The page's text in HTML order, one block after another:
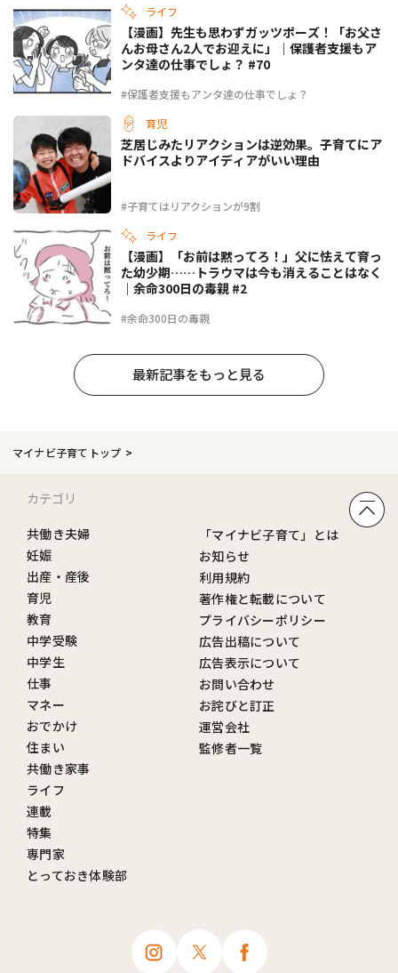
ライフ
#保護者支援もアンタ達の仕事でしょ？
【漫画】先生も思わずガッツポーズ！「お父さ
んお母さん2人でお迎えに」｜保護者支援もア
ンタ達の仕事でしょ？ #70
育児
#子育てはリアクションが9割
芝居じみたリアクションは逆効果。子育てにア
ドバイスよりアイディアがいい理由
ライフ
#余命300日の毒親
【漫画】「お前は黙ってろ！」父に怯えて育っ
た幼少期……トラウマは今も消えることはなく
｜余命300日の毒親 #2
最新記事をもっと見る
マイナビ子育てトップ
カテゴリ
共働き夫婦
妊娠
出産・産後
育児
教育
中学受験
中学生
仕事
マネー
おでかけ
住まい
共働き家事
ライフ
連載
特集
専門家
とっておき体験部
「マイナビ子育て」とは
お知らせ
利用規約
著作権と転載について
プライバシーポリシー
広告出稿について
広告表示について
お問い合わせ
お詫びと訂正
運営会社
監修者一覧